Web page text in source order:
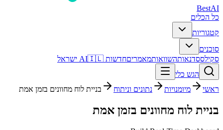
BestAI
כל הכלים
קטגוריות
סוכנים
סקילססדנאותהשוואותמאמריםחדשות AI 🇮🇱 ישראל
הגש כלי
ראשי
מיומנויות נתונים וניתוח בניית לוח מחוונים בזמן אמת
בניית לוח מחוונים בזמן אמת